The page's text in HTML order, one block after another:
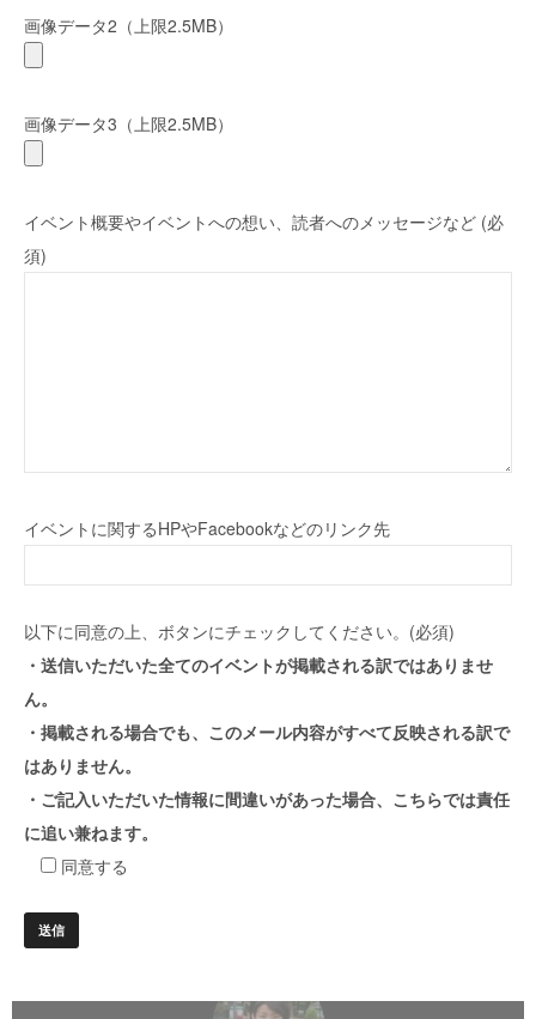
画像データ2（上限2.5MB）
画像データ3（上限2.5MB）
イベント概要やイベントへの想い、読者へのメッセージなど (必
須)
イベントに関するHPやFacebookなどのリンク先
以下に同意の上、ボタンにチェックしてください。(必須)
・送信いただいた全てのイベントが掲載される訳ではありませ
ん。
・掲載される場合でも、このメール内容がすべて反映される訳で
はありません。
・ご記入いただいた情報に間違いがあった場合、こちらでは責任
に追い兼ねます。
同意する